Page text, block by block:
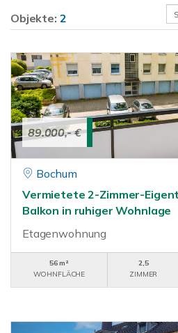
Objekte: 2
89.000,- €
Bochum
Vermietete 2-Zimmer-
Balkon in ruhiger Wohnlage
Etagenwohnung
56 m²
WOHNFLÄCHE
2,5
ZIMMER